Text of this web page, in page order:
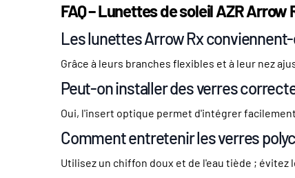
FAQ – Lunettes de soleil AZR Arrow
Les lunettes Arrow Rx
Grâce à leurs branches flexibles et à leur nez
Peut-on installer des verres
Oui, l'insert optique permet d'intégrer
Comment entretenir les verres
Utilisez un chiffon doux et de l'eau tiède ;